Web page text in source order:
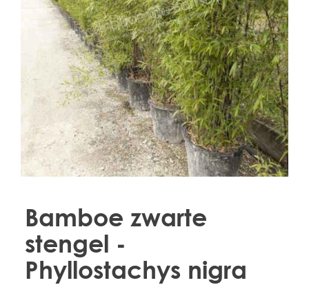
Treesafe
VORSTBESCHERMINGVOORBOMEN.NL
WINTERSCHUTZFUERBAEUME.DE
FROSTPROTECTIONFORTREES.CO.UK
TERRACOTTA.NL
TERRACOTTA.BE
TERRAKOTTA.DE
Bamboe zwarte
stengel -
Phyllostachys nigra